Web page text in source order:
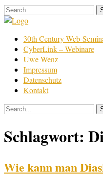
Skip
to
Film
Bearbeitung
30th Century Web-
CyberLink – Webinare
Uwe Wenz
Impressum
Datenschutz
Kontakt
Schlagwort:
Wie kann man